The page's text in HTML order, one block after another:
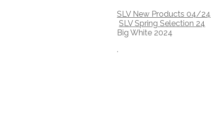
SLV New Products 04/24
SLV Spring Selection 24
Big White 2024
.